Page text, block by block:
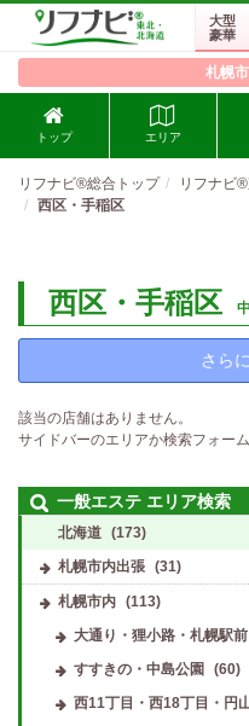
大型
豪華
札幌
トップ エリア
リフナビ®総合トップ リフナビ
西区・手稲区
西区・手稲区
さら
該当の店舗はありません。
サイドバーのエリアか検索フォー
一般エステ エリア検索
北海道 (173)
札幌市内出張 (31)
札幌市内 (113)
大通り・狸小路・札幌駅前
すすきの・中島公園
(60)
西11丁目・西18丁目・円